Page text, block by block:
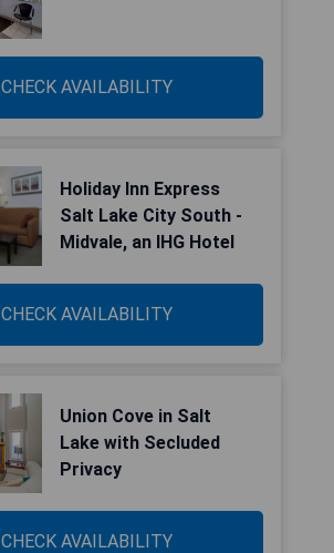
CHECK AVAILABILITY
Holiday Inn Express
Salt Lake City South -
Midvale, an IHG Hotel
CHECK AVAILABILITY
Union Cove in Salt
Lake with Secluded
Privacy
CHECK AVAILABILITY